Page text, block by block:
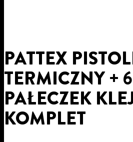
PATTEX
TERMICZNY + 6
PAŁECZEK
KOMPLET